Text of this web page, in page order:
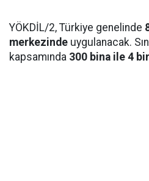
YÖKDİL/2, Türkiye genelinde
merkezinde uygulanacak.
kapsamında 300 bina ile 4